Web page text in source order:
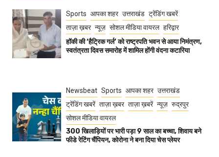
Sports आपका शहर उत्तराखंड ट्रेंडिंग खबरें
ताज़ा ख़बर न्यूज़ सोशल मीडिया वायरल हरिद्वार
हॉकी की ‘हैट्रिक गर्ल’ को राष्ट्रपति भवन से आया निमंत्रण,
स्वतंत्रता दिवस समारोह में शामिल होंगी वंदना कटारिया
Newsbeat Sports आपका शहर उत्तराखंड
ट्रेंडिंग खबरें ताज़ा ख़बर ताज़ा ख़बरें न्यूज़ रुद्रपुर
सोशल मीडिया वायरल
300 खिलाड़ियों पर भारी पड़ा 9 साल का बच्चा, शिवाय बने
फीडे रेटिंग चैंपियन, कोरोना ने बना दिया चेस प्लेयर